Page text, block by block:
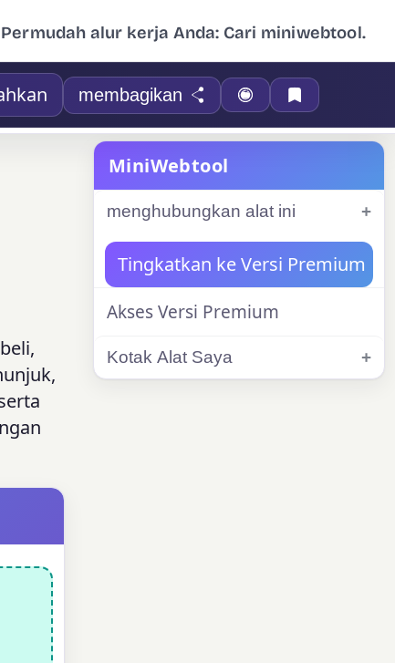
Permudah alur kerja Anda: Cari miniwebtool.
membagikan
MiniWebtool
menghubungkan alat ini
Tingkatkan ke Versi Premium
Akses Versi Premium
Kotak Alat Saya